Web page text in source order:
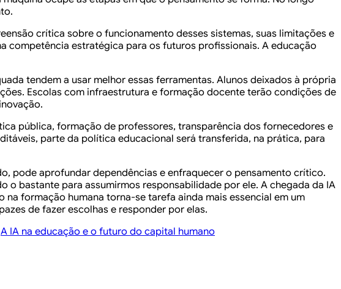
crítica sobre o funcionamento desses sistemas, suas limitações e
competência estratégica para os futuros profissionais. A educação
tendem a usar melhor essas ferramentas. Alunos deixados à própria
Escolas com infraestrutura e formação docente terão condições de
pública, formação de professores, transparência dos fornecedores e
parte da política educacional será transferida, na prática, para
pode aprofundar dependências e enfraquecer o pensamento crítico.
o bastante para assumirmos responsabilidade por ele. A chegada da IA
formação humana torna-se tarefa ainda mais essencial em um
de fazer escolhas e responder por elas.
A IA na educação e o futuro do capital humano